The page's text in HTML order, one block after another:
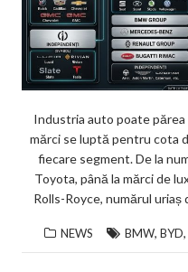
Industria auto poate
mărci se luptă pentru cota
fiecare segment. De la
Toyota, până la mărci de
Rolls-Royce, numărul
NEWS BMW, BYD,